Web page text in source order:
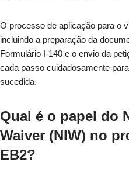
O processo de aplicação para o
incluindo a preparação da
Formulário I-140 e o envio da
cada passo cuidadosamente
sucedida.
Qual é o papel do
Waiver (NIW) no
EB2?